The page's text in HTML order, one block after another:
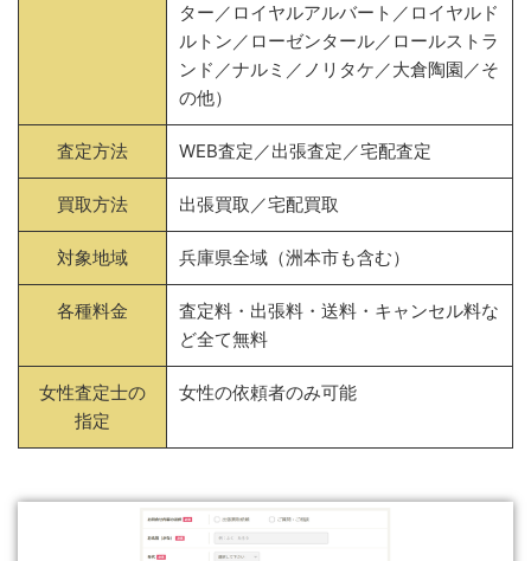
ター／ロイヤルアルバート／ロイヤルド
ルトン／ローゼンタール／ロールストラ
ンド／ナルミ／ノリタケ／大倉陶園／そ
の他）
査定方法 WEB査定／出張査定／宅配査定
買取方法 出張買取／宅配買取
対象地域 兵庫県全域（洲本市も含む）
各種料金
査定料・出張料・送料・キャンセル料な
ど全て無料
女性査定士の
指定
女性の依頼者のみ可能